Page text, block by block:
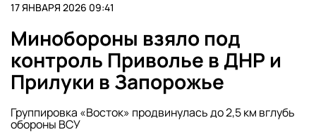
17 ЯНВАРЯ 2026 09:41
Минобороны взяло под
контроль Приволье в ДНР и
Прилуки в Запорожье
Группировка «Восток» продвинулась до 2,5 км вглубь
обороны ВСУ